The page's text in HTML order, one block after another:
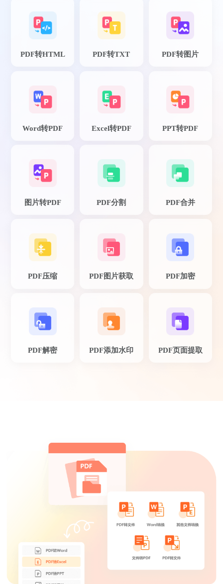
PDF转HTML PDF转TXT PDF转图片
Word转PDF Excel转PDF PPT转PDF
图片转PDF PDF分割 PDF合并
PDF压缩 PDF图片获取 PDF加密
PDF解密 PDF添加水印 PDF页面提取
个人觉得这款PDF转换器操作简单，非常适
迟迟语0_o
平时备课经常会用到知网caj格式的期刊读
物，同事推荐了这个软件，把caj转成word用
起来很方便